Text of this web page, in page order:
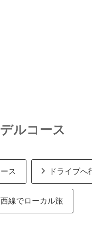
ルコース
ス ドライブへ
線でローカル旅